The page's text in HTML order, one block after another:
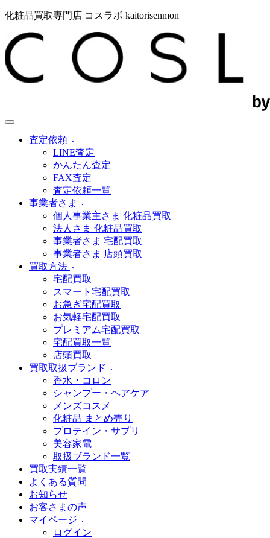
化粧品買取専門店 コスラボ kaitorisenmon
査定依頼
LINE査定
かんたん査定
FAX査定
査定依頼一覧
事業者さま
個人事業主さま 化粧品買取
法人さま 化粧品買取
事業者さま 宅配買取
事業者さま 店頭買取
買取方法
宅配買取
スマート宅配買取
お急ぎ宅配買取
お気軽宅配買取
プレミアム宅配買取
宅配買取一覧
店頭買取
買取取扱ブランド
香水・コロン
シャンプー・ヘアケア
メンズコスメ
化粧品 まとめ売り
プロテイン・サプリ
美容家電
取扱ブランド一覧
買取実績一覧
よくある質問
お知らせ
お客さまの声
マイページ
ログイン